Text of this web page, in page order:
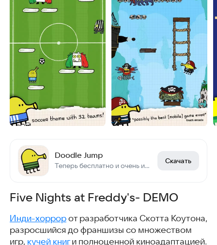
Doodle Jump
Теперь бесплатно и очень интересно!
Скачать
Five Nights at Freddy's- DEMO
Инди-хоррор от разработчика Скотта Коутона,
разросшийся до франшизы со множеством
игр, кучей книги полноценной киноадаптацией.